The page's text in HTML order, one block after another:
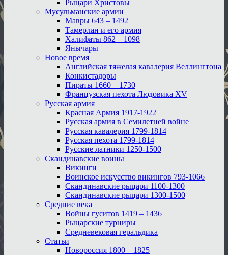
Рыцари Христовы
Мусульманские армии
Мавры 643 – 1492
Тамерлан и его армия
Халифаты 862 – 1098
Янычары
Новое время
Английская тяжелая кавалерия Веллингтона
Конкистадоры
Пираты 1660 – 1730
Французская пехота Людовика XV
Русская армия
Красная Армия 1917-1922
Русская армия в Семилетней войне
Русская кавалерия 1799-1814
Русская пехота 1799-1814
Русские латники 1250-1500
Скандинавские воины
Викинги
Воинское искусство викингов 793-1066
Скандинавские рыцари 1100-1300
Скандинавские рыцари 1300-1500
Средние века
Войны гуситов 1419 – 1436
Рыцарские турниры
Средневековая геральдика
Статьи
Новороссия 1800 – 1825